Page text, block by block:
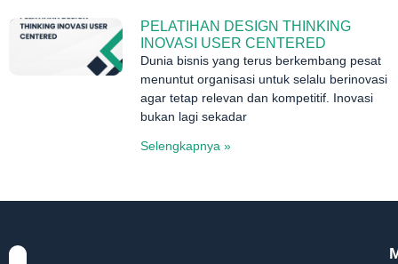
PELATIHAN DESIGN THINKING
INOVASI USER CENTERED
Dunia bisnis yang terus berkembang pesat
menuntut organisasi untuk selalu berinovasi
agar tetap relevan dan kompetitif. Inovasi
bukan lagi sekadar
Selengkapnya »